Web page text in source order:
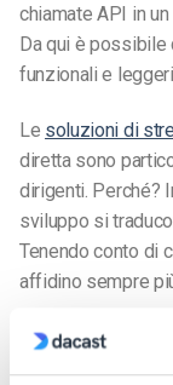
chiamate API in
Da qui è possibile
funzionali e
Le soluzioni di
diretta sono
dirigenti. Perché?
sviluppo si
Tenendo conto di
affidino sempre
3.